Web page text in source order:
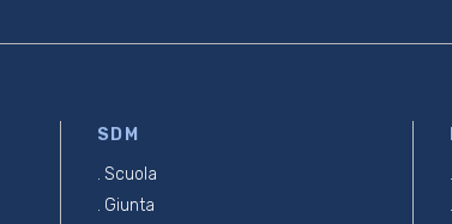
SDM
Scuola
Giunta